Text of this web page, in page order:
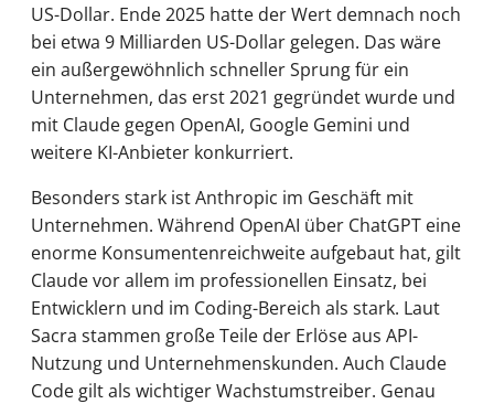
US-Dollar. Ende 2025 hatte der Wert demnach noch
bei etwa 9 Milliarden US-Dollar gelegen. Das wäre
ein außergewöhnlich schneller Sprung für ein
Unternehmen, das erst 2021 gegründet wurde und
mit Claude gegen OpenAI, Google Gemini und
weitere KI-Anbieter konkurriert.
Besonders stark ist Anthropic im Geschäft mit
Unternehmen. Während OpenAI über ChatGPT eine
enorme Konsumentenreichweite aufgebaut hat, gilt
Claude vor allem im professionellen Einsatz, bei
Entwicklern und im Coding-Bereich als stark. Laut
Sacra stammen große Teile der Erlöse aus API-
Nutzung und Unternehmenskunden. Auch Claude
Code gilt als wichtiger Wachstumstreiber. Genau